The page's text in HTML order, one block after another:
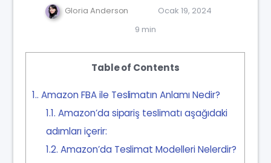
Gloria Anderson
Ocak 19, 2024
9 min
Table of Contents
1. Amazon FBA ile Teslimatın Anlamı Nedir?
1.1. Amazon’da sipariş teslimatı aşağıdaki
adımları içerir:
1.2. Amazon’da Teslimat Modelleri Nelerdir?